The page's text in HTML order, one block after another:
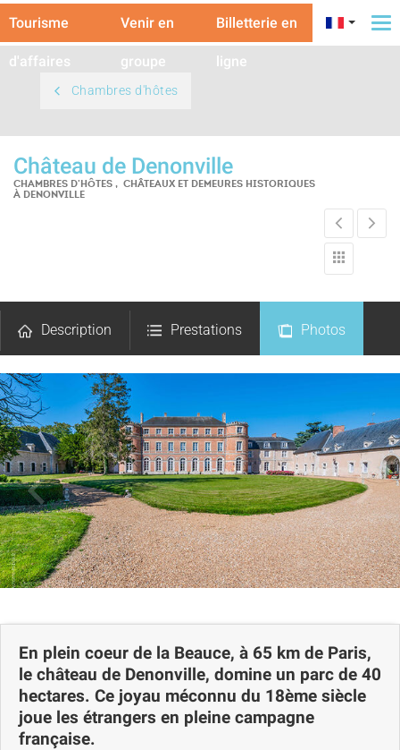
Tourisme
d'affaires
Venir en
groupe
Billetterie en
ligne
Chambres d'hôtes
Château de Denonville
CHAMBRES D'HÔTES , CHÂTEAUX ET DEMEURES HISTORIQUES
À DENONVILLE
Description Prestations Photos
En plein coeur de la Beauce, à 65 km de Paris,
le château de Denonville, domine un parc de 40
hectares. Ce joyau méconnu du 18ème siècle
joue les étrangers en pleine campagne
française.